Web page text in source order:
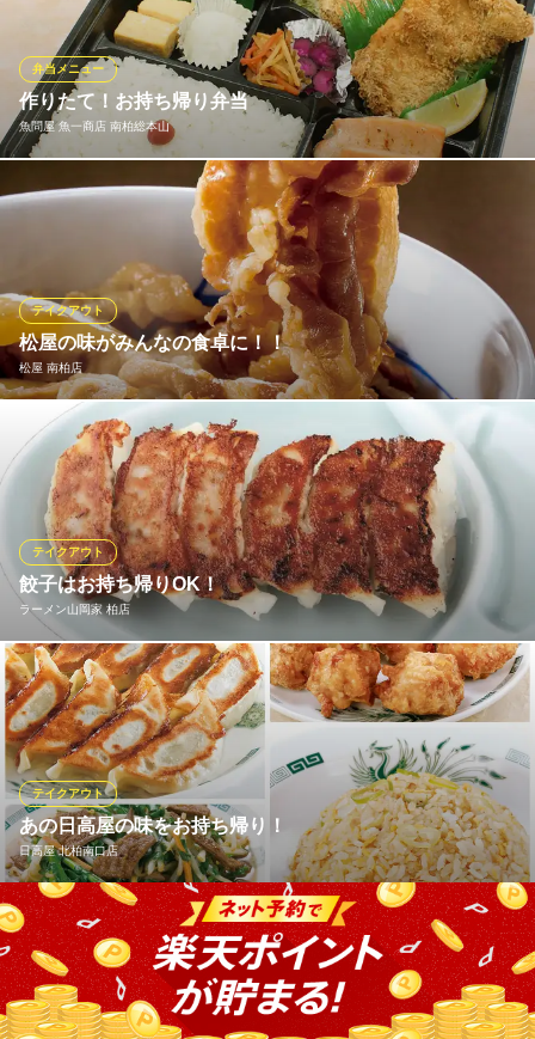
鳥良商店 柏東口店
鶏料理
ＪＲ常磐線柏駅南口 徒歩2分
千葉県柏市柏1-7-1 DayOneタワー1F
作りたて！お持ち帰り弁当
魚問屋 魚一商店 南柏総本山
弁当メニュー
北海道直送のホタテ、沼津漁港仲買人直送のアジ、備長炭炭火焼
きの鮭ハラスとサバ。素材にも調理にもこだわったお弁当です。
できたてをお持ち帰りいただけます。店頭またはお電話にてご注
魚問屋 魚一商店 南柏総本山
産直鮮魚居酒屋
ＪＲ常磐線南柏駅西口 徒歩1分
千葉県柏市南柏1-6-12 穂高第20ブラザーズビル1F
松屋の味がみんなの食卓に！！
松屋 南柏店
テイクアウト
健康で豊かな食生活を応援する松屋では、一部のメニューをのぞ
き「できたて」をその場でお持ち帰りいただけます。 朝食・ラン
チタイム・夕飯や夜食など、いろいろなシーンに合わせてぜひご
利用ください！
松屋 南柏店
牛めし・カレー・定食
ＪＲ常磐線南柏駅西口 徒歩1分
千葉県柏市南柏1-2-4 エコロジースクエア南柏
餃子はお持ち帰りOK！
ラーメン山岡家 柏店
テイクアウト
山岡家の餃子はお持ち帰りができます。 冷凍でもOKですので、山
岡家の味をお家でもお楽しみ頂けます！ ご家族や友人へのお土産
にも最適！ ジューシーな濃厚肉汁をご堪能下さい。
ラーメン山岡家 柏店
こだわりラーメン
つくばエクスプレス柏の葉キャンパス駅 車3分
千葉県柏市若柴143-1
あの日高屋の味をお持ち帰り！
日高屋 北柏南口店
テイクアウト
日高屋の人気メニューは、全店お持ち帰りいただけます。しか
も、店内でお召し上がりいただくよりお得なメニューも！ 焼餃子
(6コ入)230円、冷凍生餃子(30コ入)600円、チャーハン460円（大
盛は570円）、ニラレバ炒め500円、唐揚げ(7コ入)530円。他に
も、お持ち帰り可能なメニューを豊富にご用意！職場やご家庭で